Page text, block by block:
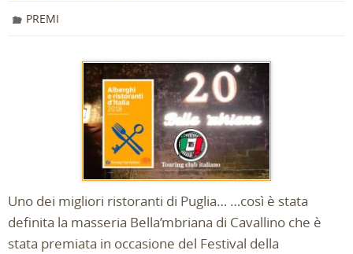
PREMI
Uno dei migliori ristoranti di Puglia… …così è stata
definita la masseria Bella’mbriana di Cavallino che è
stata premiata in occasione del Festival della